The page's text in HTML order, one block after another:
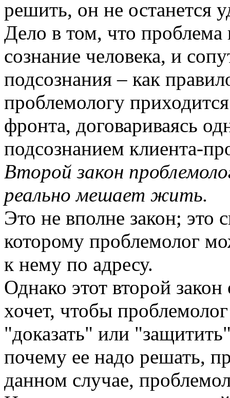
решить, он не останется
Дело в том, что проблема
сознание человека, и
подсознания – как
проблемологу приходится
фронта, договариваясь
подсознанием клиента-
Второй закон
реально мешает жить.
Это не вполне закон; это
которому проблемолог
к нему по адресу.
Однако этот второй
хочет, чтобы
"доказать" или
почему ее надо решать,
данном случае,